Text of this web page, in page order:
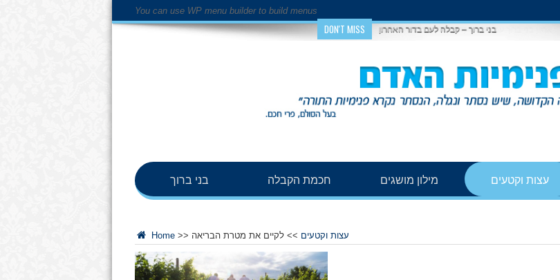
You can use WP menu builder to build menus
DON'T MISS בני ברוך – קבלה לעם בדור האחרון
בני ברוך חכמת הקבלה מילון מושגים עצות וקטעים
Home >> עצות וקטעים >>לקיים את מטרת הבריאה